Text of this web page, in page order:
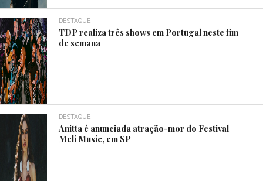
DESTAQUE
TDP realiza três shows em Portugal neste fim
de semana
DESTAQUE
Anitta é anunciada atração-mor do Festival
Meli Music, em SP